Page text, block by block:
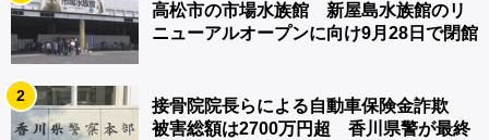
高松市の市場水族館 新屋島水族館のリ
ニューアルオープンに向け9月28日で閉館
2
接骨院院長らによる自動車保険金詐欺
被害総額は2700万円超 香川県警が最終